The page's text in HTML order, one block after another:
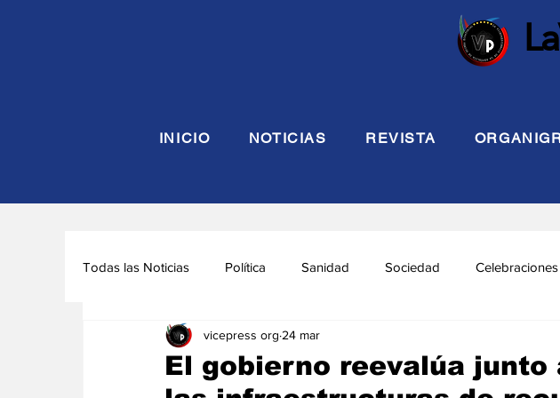
INICIO NOTICIAS REVISTA
Todas las Noticias Política Sanidad Sociedad Celebraciones
Seguridad y Defensa Turismo
El gobierno reevalúa junto
vicepress org 24 mar